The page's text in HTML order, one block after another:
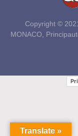
Copyright ©
MONACO,
Translate »